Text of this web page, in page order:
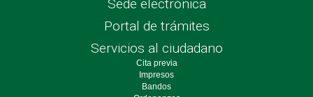
Sede electrónica
Portal de trámites
Servicios al ciudadano
Cita previa
Impresos
Bandos